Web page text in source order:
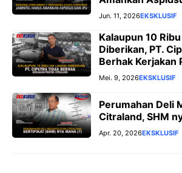
Jun. 11, 2026EKSKLUSIF
‎Kalaupun 10
Diberikan, PT.
Berhak Kerjakan
Mei. 9, 2026EKSKLUSIF
Perumahan Deli
Citraland, SHM
Apr. 20, 2026EKSKLUSIF